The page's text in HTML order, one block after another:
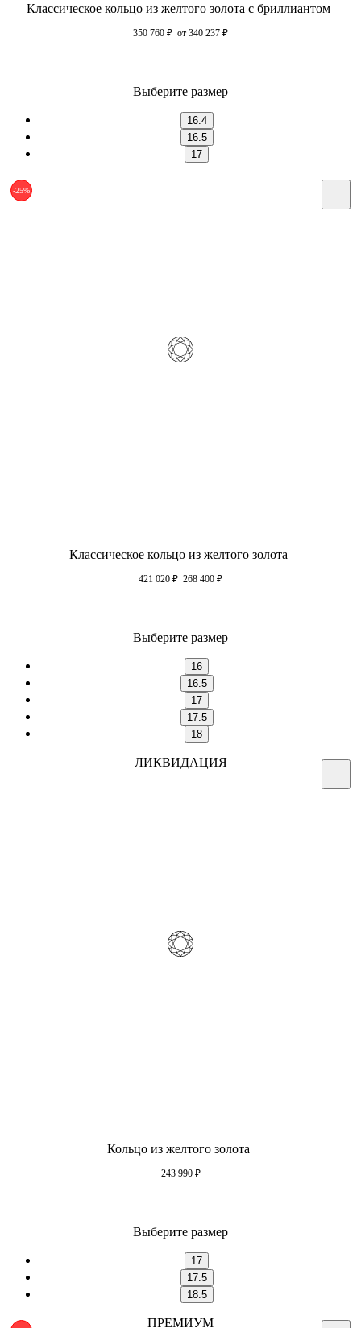
Классическое кольцо из желтого золота с бриллиантом
350 760 ₽ от 340 237 ₽
Выберите размер
16.4
16.5
17
-25%
Классическое кольцо из желтого золота
421 020 ₽ 268 400 ₽
Выберите размер
16
16.5
17
17.5
18
ЛИКВИДАЦИЯ
Кольцо из желтого золота
243 990 ₽
Выберите размер
17
17.5
18.5
ПРЕМИУМ